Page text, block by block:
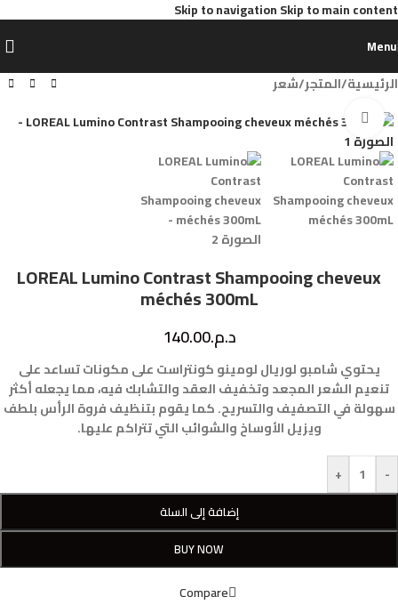
Skip to navigationSkip to main content
Menu
الرئيسية/المتجر/شعر
Click to enlarge
LOREAL Lumino Contrast Shampooing cheveux
méchés 300mL
د.م.140.00
يحتوي شامبو لوريال لومينو كونتراست على مكونات تساعد على
تنعيم الشعر المجعد وتخفيف العقد والتشابك فيه، مما يجعله أكثر
سهولة في التصفيف والتسريح. كما يقوم بتنظيف فروة الرأس بلطف
ويزيل الأوساخ والشوائب التي تتراكم عليها.
-
+
إضافة إلى السلة
BUY NOW
Compare